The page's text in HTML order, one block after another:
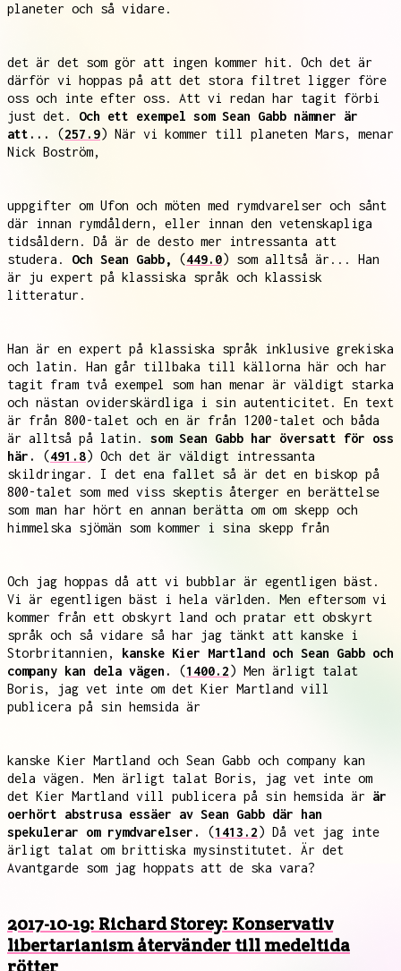
planeter och så vidare.
det är det som gör att ingen kommer hit. Och det är
därför vi hoppas på att det stora filtret ligger före
oss och inte efter oss. Att vi redan har tagit förbi
just det. Och ett exempel som Sean Gabb nämner är
att...
(257.9) När vi kommer till planeten Mars, menar
Nick Boström,
uppgifter om Ufon och möten med rymdvarelser och sånt
där innan rymdåldern, eller innan den vetenskapliga
tidsåldern. Då är de desto mer intressanta att
studera. Och Sean Gabb, (449.0) som alltså är... Han
är ju expert på klassiska språk och klassisk
litteratur.
Han är en expert på klassiska språk inklusive grekiska
och latin. Han går tillbaka till källorna här och har
tagit fram två exempel som han menar är väldigt starka
och nästan oviderskärdliga i sin autenticitet. En text
är från 800-talet och en är från 1200-talet och båda
är alltså på latin. som Sean Gabb har översatt för oss
här.
(491.8) Och det är väldigt intressanta
skildringar. I det ena fallet så är det en biskop på
800-talet som med viss skeptis återger en berättelse
som man har hört en annan berätta om om skepp och
himmelska sjömän som kommer i sina skepp från
Och jag hoppas då att vi bubblar är egentligen bäst.
Vi är egentligen bäst i hela världen. Men eftersom vi
kommer från ett obskyrt land och pratar ett obskyrt
språk och så vidare så har jag tänkt att kanske i
Storbritannien, kanske Kier Martland och Sean Gabb och
company kan dela vägen.
(1400.2) Men ärligt talat
Boris, jag vet inte om det Kier Martland vill
publicera på sin hemsida är
kanske Kier Martland och Sean Gabb och company kan
dela vägen. Men ärligt talat Boris, jag vet inte om
det Kier Martland vill publicera på sin hemsida är är
oerhört abstrusa essäer av Sean Gabb där han
spekulerar om rymdvarelser.
(1413.2) Då vet jag inte
ärligt talat om brittiska mysinstitutet. Är det
Avantgarde som jag hoppats att de ska vara?
2017-10-19: Richard Storey: Konservativ
libertarianism återvänder till medeltida